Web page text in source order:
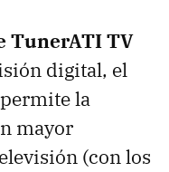
TunerATI TV
digital, el
la
mayor
(con los